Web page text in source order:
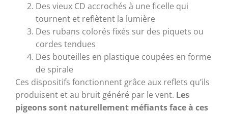
Des vieux CD accrochés à une ficelle qui
tournent et reflètent la lumière
Des rubans colorés fixés sur des piquets ou
cordes tendues
Des bouteilles en plastique coupées en forme
de spirale
Ces dispositifs fonctionnent grâce aux reflets qu’ils
produisent et au bruit généré par le vent. Les
pigeons sont naturellement méfiants face à ces